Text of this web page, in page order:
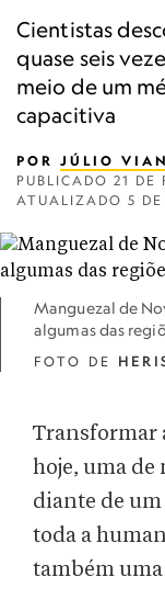
Cientistas
quase seis
meio de um
capacitiva
POR JÚLIO
PUBLICADO 21 DE
ATUALIZADO 5
Manguezal de
algumas das
FOTO DE
Transformar
hoje, uma
diante de
toda a
também uma